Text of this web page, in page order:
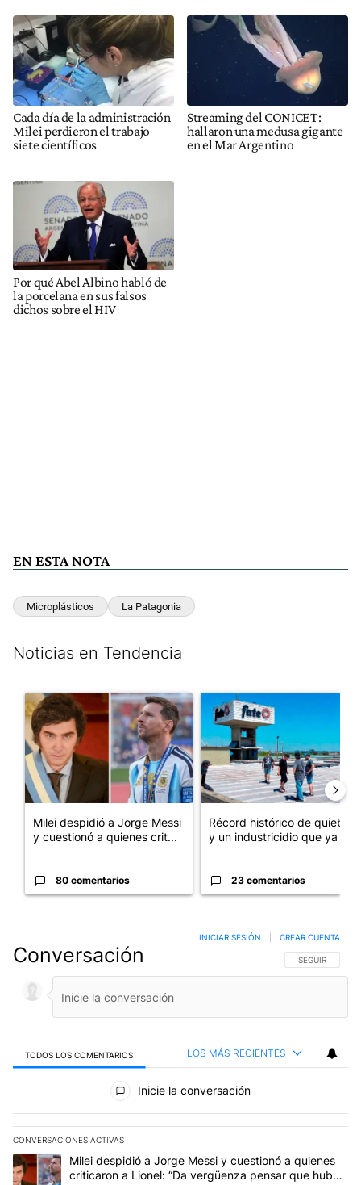
Cada día de la administración
Milei perdieron el trabajo
siete científicos
Streaming del CONICET:
hallaron una medusa gigante
en el Mar Argentino
Por qué Abel Albino habló de
la porcelana en sus falsos
dichos sobre el HIV
EN ESTA NOTA
Microplásticos La Patagonia
Noticias en Tendencia
Un artículo de tendencia con el título "Milei despidió a Jorge
Milei despidió a Jorge Messi
y cuestionó a quienes crit...
80 comentarios
Un artículo de tendencia
Récord histórico de quiebras
y un industricidio que ya ...
23 comentarios
Conversación SIGA ESTA
SEGUIR
INICIAR SESIÓN CREAR CUENTA
TODOS LOS COMENTARIOS LOS MÁS RECIENTES
Todos los comentarios
Inicie la conversación
CONVERSACIONES ACTIVAS
Este listado muestra los artículos con más comentarios en los
Un artículo de tendencia con el título "Milei despidió a Jorge
Milei despidió a Jorge Messi y cuestionó a quienes
criticaron a Lionel: “Da vergüenza pensar que hubo